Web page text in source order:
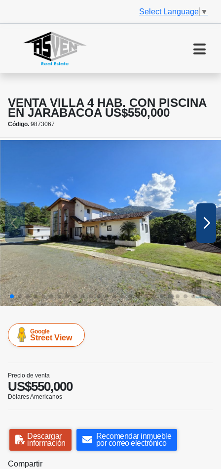
Select Language ▼
VENTA VILLA 4 HAB. CON PISCINA
EN JARABACOA US$550,000
Código. 9873067
Google
Street View
Precio de venta
US$550,000
Dólares Americanos
Descargar
información
Recomendar inmueble
por correo electrónico
Compartir